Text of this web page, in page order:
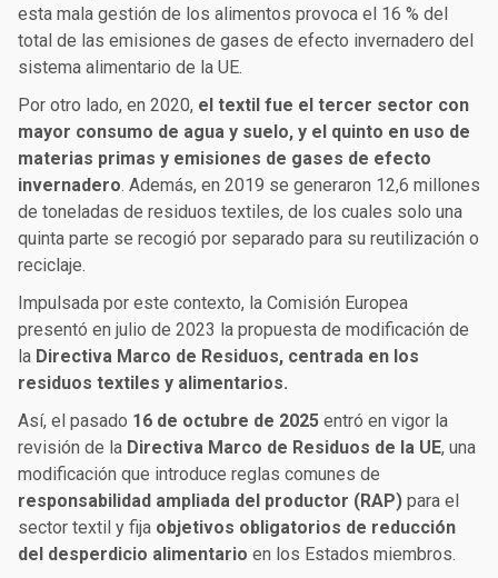
esta mala gestión de los alimentos provoca el 16 % del
total de las emisiones de gases de efecto invernadero del
sistema alimentario de la UE.
Por otro lado, en 2020, el textil fue el tercer sector con
mayor consumo de agua y suelo, y el quinto en uso de
materias primas y emisiones de gases de efecto
invernadero. Además, en 2019 se generaron 12,6 millones
de toneladas de residuos textiles, de los cuales solo una
quinta parte se recogió por separado para su reutilización o
reciclaje.
Impulsada por este contexto, la Comisión Europea
presentó en julio de 2023 la propuesta de modificación de
la Directiva Marco de Residuos, centrada en los
residuos textiles y alimentarios.
Así, el pasado 16 de octubre de 2025 entró en vigor la
revisión de la Directiva Marco de Residuos de la UE, una
modificación que introduce reglas comunes de
responsabilidad ampliada del productor (RAP) para el
sector textil y fija objetivos obligatorios de reducción
del desperdicio alimentario en los Estados miembros.